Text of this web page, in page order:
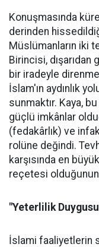
Konuşmasında
derinden
Müslümanların iki
Birincisi, dışarıdan
bir iradeyle
İslam'ın aydınlık
sunmaktır. Kaya,
güçlü imkânlar
(fedakârlık) ve
rolüne değindi.
karşısında en
reçetesi olduğunun
"Yeterlilik
İslami faaliyetlerin